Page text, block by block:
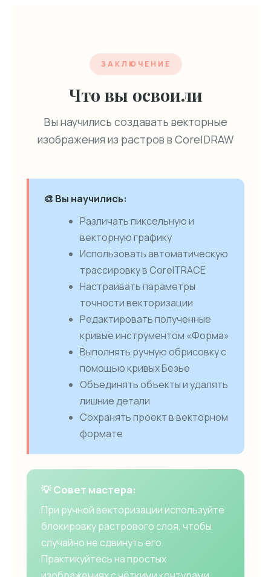
ЗАКЛЮЧЕНИЕ
Что вы освоили
Вы научились создавать векторные
изображения из растров в CorelDRAW
🎨 Вы научились:
Различать пиксельную и
векторную графику
Использовать автоматическую
трассировку в CorelTRACE
Настраивать параметры
точности векторизации
Редактировать полученные
кривые инструментом «Форма»
Выполнять ручную обрисовку с
помощью кривых Безье
Объединять объекты и удалять
лишние детали
Сохранять проект в векторном
формате
💡 Совет мастера:
При ручной векторизации используйте
блокировку растрового слоя, чтобы
случайно не сдвинуть его.
Практикуйтесь на простых